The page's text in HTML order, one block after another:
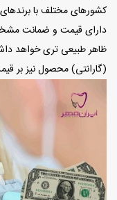
کشورهای مختلف با
دارای قیمت و ضمانت
ظاهر طبیعی تری خواهد
(گارانتی) محصول نیز بر